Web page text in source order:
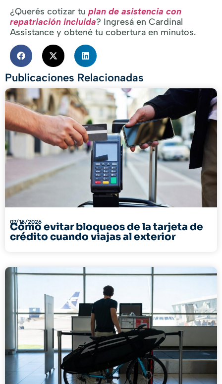
¿Querés cotizar tu plan de asistencia con
repatriación incluida? Ingresá en Cardinal
Assistance y obtené tu cobertura en minutos.
Publicaciones Relacionadas
07/15/2026
Cómo evitar bloqueos de la tarjeta de
crédito cuando viajas al exterior